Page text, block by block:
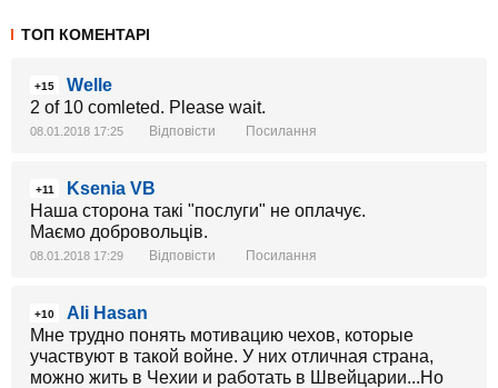
ТОП КОМЕНТАРІ
+15
Welle
2 of 10 comleted. Please wait.
08.01.2018 17:25 Відповісти Посилання
+11
Ksenia VB
Наша сторона такі "послуги" не оплачує.
Маємо добровольців.
08.01.2018 17:29 Відповісти Посилання
+10
Ali Hasan
Мне трудно понять мотивацию чехов, которые
участвуют в такой войне. У них отличная страна,
можно жить в Чехии и работать в Швейцарии...Но